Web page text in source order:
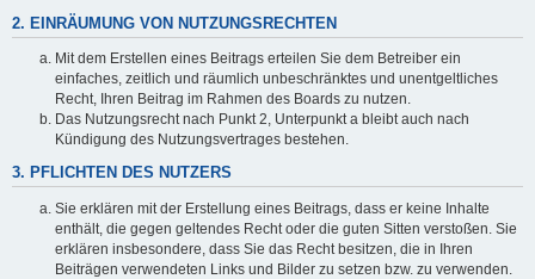
2. EINRÄUMUNG VON NUTZUNGSRECHTEN
Mit dem Erstellen eines Beitrags erteilen Sie dem Betreiber ein
einfaches, zeitlich und räumlich unbeschränktes und unentgeltliches
Recht, Ihren Beitrag im Rahmen des Boards zu nutzen.
Das Nutzungsrecht nach Punkt 2, Unterpunkt a bleibt auch nach
Kündigung des Nutzungsvertrages bestehen.
3. PFLICHTEN DES NUTZERS
Sie erklären mit der Erstellung eines Beitrags, dass er keine Inhalte
enthält, die gegen geltendes Recht oder die guten Sitten verstoßen. Sie
erklären insbesondere, dass Sie das Recht besitzen, die in Ihren
Beiträgen verwendeten Links und Bilder zu setzen bzw. zu verwenden.